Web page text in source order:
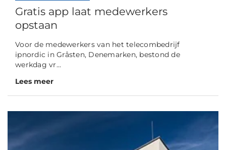
Gratis app laat medewerkers
opstaan
Voor de medewerkers van het telecombedrijf
ipnordic in Gråsten, Denemarken, bestond de
werkdag vr...
Lees meer